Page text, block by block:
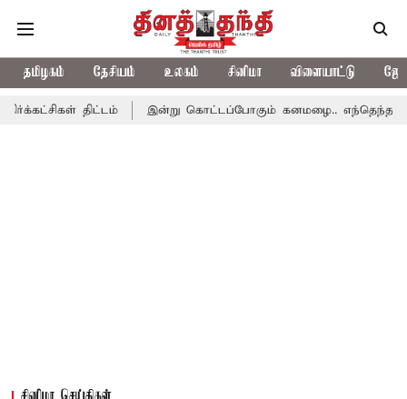
தமிழகம் தேசியம் உலகம் சினிமா விளையாட்டு
இன்று கொட்டப்போகும் கனமழை.. எந்தெந்த மாவட்டங்களில்